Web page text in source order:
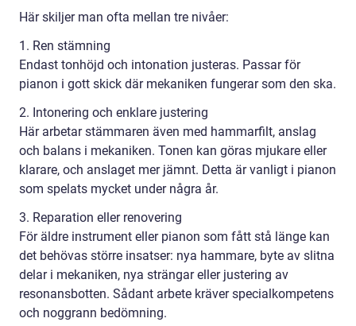
Här skiljer man ofta mellan tre nivåer:
1. Ren stämning
Endast tonhöjd och intonation justeras. Passar för
pianon i gott skick där mekaniken fungerar som den ska.
2. Intonering och enklare justering
Här arbetar stämmaren även med hammarfilt, anslag
och balans i mekaniken. Tonen kan göras mjukare eller
klarare, och anslaget mer jämnt. Detta är vanligt i pianon
som spelats mycket under några år.
3. Reparation eller renovering
För äldre instrument eller pianon som fått stå länge kan
det behövas större insatser: nya hammare, byte av slitna
delar i mekaniken, nya strängar eller justering av
resonansbotten. Sådant arbete kräver specialkompetens
och noggrann bedömning.